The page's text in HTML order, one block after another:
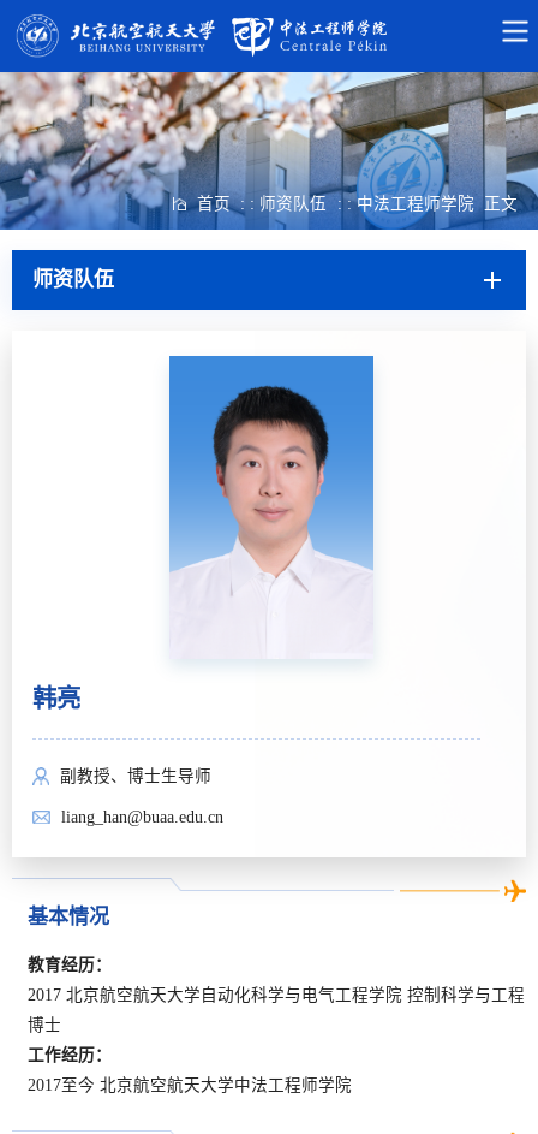
首页 : : 师资队伍 : : 中法工程师学院 正文
师资队伍
韩亮
副教授、博士生导师
liang_han@buaa.edu.cn
基本情况
教育经历：
2017 北京航空航天大学自动化科学与电气工程学院 控制科学与工程
博士
工作经历：
2017至今 北京航空航天大学中法工程师学院